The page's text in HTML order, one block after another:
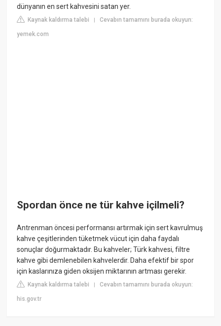
dünyanın en sert kahvesini satan yer.
Kaynak kaldırma talebi |Cevabın tamamını burada okuyun:
yemek.com
Spordan önce ne tür kahve içilmeli?
Antrenman öncesi performansı artırmak için sert kavrulmuş
kahve çeşitlerinden tüketmek vücut için daha faydalı
sonuçlar doğurmaktadır. Bu kahveler; Türk kahvesi, filtre
kahve gibi demlenebilen kahvelerdir. Daha efektif bir spor
için kaslarınıza giden oksijen miktarının artması gerekir.
Kaynak kaldırma talebi |Cevabın tamamını burada okuyun:
his.gov.tr